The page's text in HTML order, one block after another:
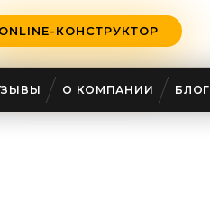
ONLINE-КОНСТРУКТОР
О КОМПАНИИ БЛОГ